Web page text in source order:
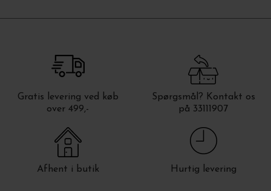
Gratis levering ved køb
over 499,-
Spørgsmål? Kontakt os
på 33111907
Afhent i butik Hurtig levering